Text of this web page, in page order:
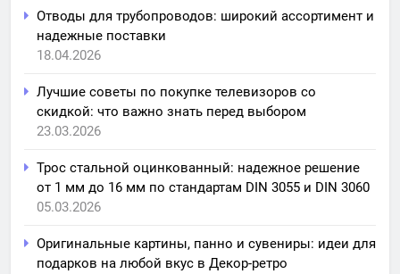
Отводы для трубопроводов: широкий ассортимент и
надежные поставки
18.04.2026
Лучшие советы по покупке телевизоров со
скидкой: что важно знать перед выбором
23.03.2026
Трос стальной оцинкованный: надежное решение
от 1 мм до 16 мм по стандартам DIN 3055 и DIN 3060
05.03.2026
Оригинальные картины, панно и сувениры: идеи для
подарков на любой вкус в Декор-ретро